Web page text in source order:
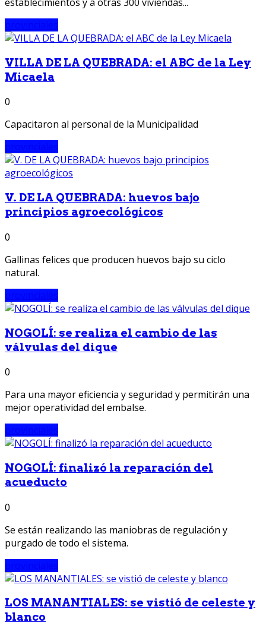
VILLA DE LA QUEBRADA: el ABC de la Ley
Micaela
0
Capacitaron al personal de la Municipalidad
V. DE LA QUEBRADA: huevos bajo
principios agroecológicos
0
Gallinas felices que producen huevos bajo su ciclo
natural.
NOGOLÍ: se realiza el cambio de las
válvulas del dique
0
Para una mayor eficiencia y seguridad y permitirán una
mejor operatividad del embalse.
NOGOLÍ: finalizó la reparación del
acueducto
0
Se están realizando las maniobras de regulación y
purgado de todo el sistema.
LOS MANANTIALES: se vistió de celeste y
blanco